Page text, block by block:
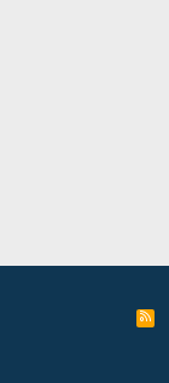
R
S